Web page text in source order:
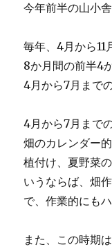
今年前半の山小
毎年、4月から11
8か月間の前半4
4月から7月まで
4月から7月までの
畑のカレンダー
植付け、夏野菜
いうならば、畑
で、作業的にも
また、この時期